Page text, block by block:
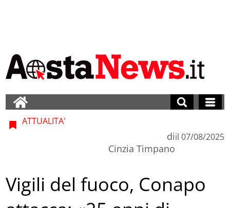
ATTUALITA'
di
Cinzia Timpano
il 07/08/2025
Vigili del fuoco, Conapo